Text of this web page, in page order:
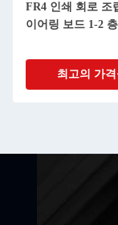
FR4 인쇄 회로 조
이어링 보드 1-2 층
최고의 가